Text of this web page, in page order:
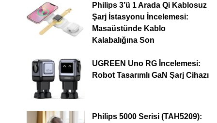
Philips 3’ü 1 Arada Qi Kablosuz
Şarj İstasyonu İncelemesi:
Masaüstünde Kablo
Kalabalığına Son
UGREEN Uno RG İncelemesi:
Robot Tasarımlı GaN Şarj Cihazı
Philips 5000 Serisi (TAH5209):